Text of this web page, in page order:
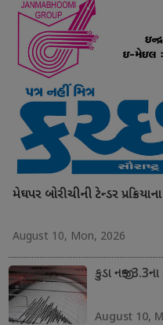
મેઘપર બોરીચીની ટેન્ડર
August 10, Mon, 2026
કુડા નજીક 3.3ના
August 10,